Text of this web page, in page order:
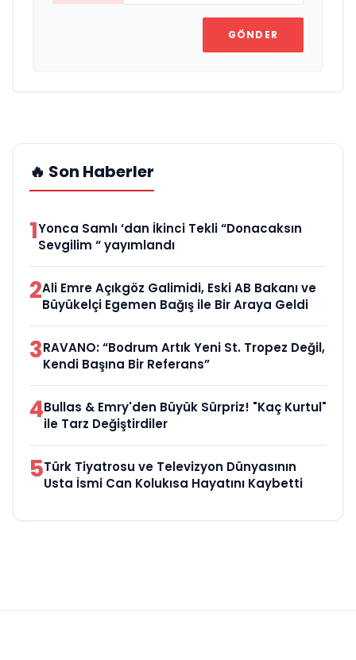
GÖNDER
🔥 Son Haberler
1Yonca Samlı ‘dan İkinci Tekli “Donacaksın
Sevgilim “ yayımlandı
2Ali Emre Açıkgöz Galimidi, Eski AB Bakanı ve
Büyükelçi Egemen Bağış ile Bir Araya Geldi
3RAVANO: “Bodrum Artık Yeni St. Tropez Değil,
Kendi Başına Bir Referans”
4Bullas & Emry'den Büyük Sürpriz! "Kaç Kurtul"
ile Tarz Değiştirdiler
5Türk Tiyatrosu ve Televizyon Dünyasının
Usta İsmi Can Kolukısa Hayatını Kaybetti